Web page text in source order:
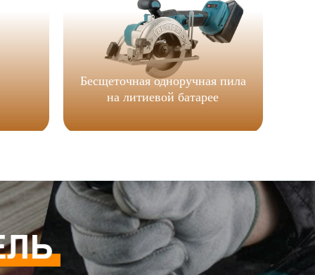
Бесщеточная одноручная пила
на литиевой батарее